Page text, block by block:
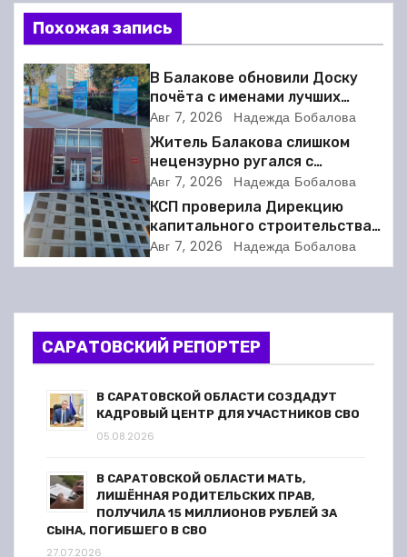
в
и
г
а
ц
и
я
о
з
Похожая запись
В Балакове обновили Доску
почёта с именами лучших
спортсменов. Фото
Авг 7, 2026 Надежда Бобалова
Житель Балакова слишком
нецензурно ругался с
соседкой и получил двое суток
ареста
Авг 7, 2026 Надежда Бобалова
КСП проверила Дирекцию
капитального строительства в
Балакове и нашла множество
нарушений
Авг 7, 2026 Надежда Бобалова
САРАТОВСКИЙ РЕПОРТЕР
В САРАТОВСКОЙ ОБЛАСТИ СОЗДАДУТ
КАДРОВЫЙ ЦЕНТР ДЛЯ УЧАСТНИКОВ СВО
05.08.2026
В САРАТОВСКОЙ ОБЛАСТИ МАТЬ,
ЛИШЁННАЯ РОДИТЕЛЬСКИХ ПРАВ,
ПОЛУЧИЛА 15 МИЛЛИОНОВ РУБЛЕЙ ЗА
СЫНА, ПОГИБШЕГО В СВО
27.07.2026